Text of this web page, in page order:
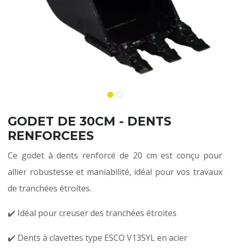
GODET DE 30CM - DENTS
RENFORCEES
Ce godet à dents renforcé de 20 cm est conçu pour
allier robustesse et maniabilité, idéal pour vos travaux
de tranchées étroites.
✔️ Idéal pour creuser des tranchées étroites
✔️ Dents à clavettes type ESCO V13SYL en acier